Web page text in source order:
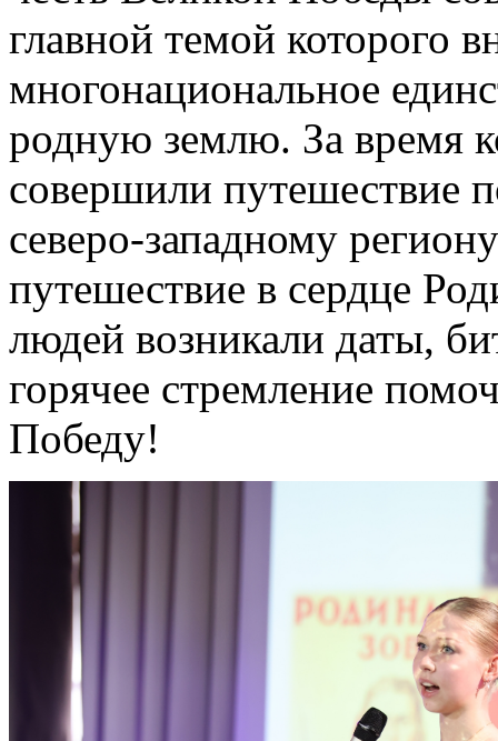
главной темой которого
многонациональное
родную землю. За время
совершили путешествие
северо-западному
путешествие в сердце
людей возникали даты,
горячее стремление
Победу!